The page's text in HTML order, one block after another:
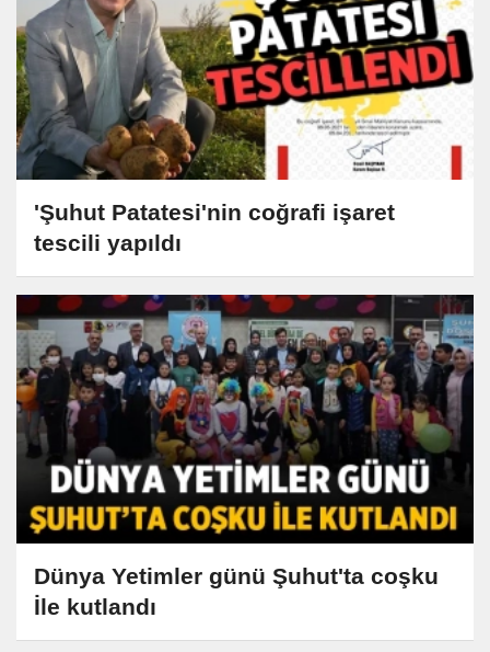
'Şuhut Patatesi'nin coğrafi işaret
tescili yapıldı
Dünya Yetimler günü Şuhut'ta coşku
İle kutlandı